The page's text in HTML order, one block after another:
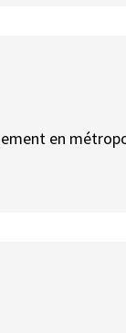
en